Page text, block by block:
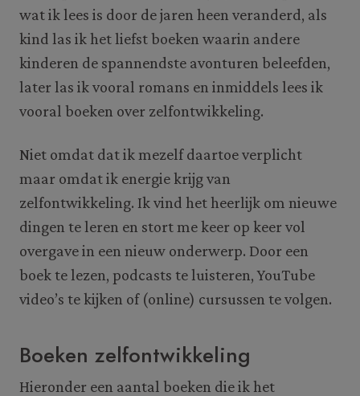
wat ik lees is door de jaren heen veranderd, als
kind las ik het liefst boeken waarin andere
kinderen de spannendste avonturen beleefden,
later las ik vooral romans en inmiddels lees ik
vooral boeken over zelfontwikkeling.
Niet omdat dat ik mezelf daartoe verplicht
maar omdat ik energie krijg van
zelfontwikkeling. Ik vind het heerlijk om nieuwe
dingen te leren en stort me keer op keer vol
overgave in een nieuw onderwerp. Door een
boek te lezen, podcasts te luisteren, YouTube
video’s te kijken of (online) cursussen te volgen.
Boeken zelfontwikkeling
Hieronder een aantal boeken die ik het